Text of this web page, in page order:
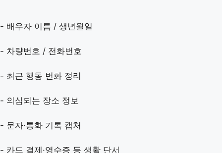
- 배우자 이름 / 생년월일
- 차량번호 / 전화번호
- 최근 행동 변화 정리
- 의심되는 장소 정보
- 문자·통화 기록 캡처
- 카드 결제·영수증 등 생활 단서